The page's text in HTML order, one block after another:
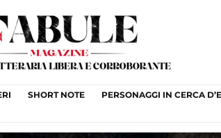
SHORT NOTE PERSONAGGI IN CERCA